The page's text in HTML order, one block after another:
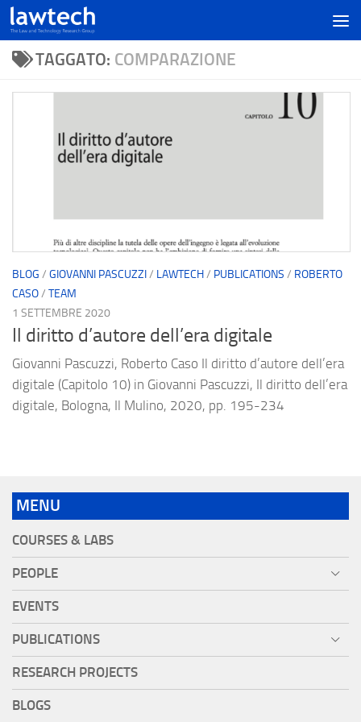
TAGGATO: COMPARAZIONE
BLOG / GIOVANNI PASCUZZI/ LAWTECH/ PUBLICATIONS / ROBERTO
CASO/ TEAM
1 SETTEMBRE 2020
Il diritto d’autore dell’era digitale
Giovanni Pascuzzi, Roberto Caso Il diritto d’autore dell’era
digitale (Capitolo 10) in Giovanni Pascuzzi, Il diritto dell’era
digitale, Bologna, Il Mulino, 2020, pp. 195-234
MENU
COURSES & LABS
PEOPLE
EVENTS
PUBLICATIONS
RESEARCH PROJECTS
BLOGS